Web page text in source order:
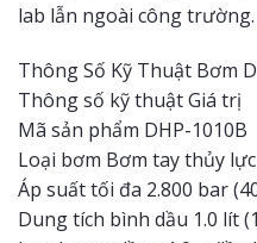
lab lẫn ngoài công trường.
Thông Số Kỹ Thuật Bơm
Thông số kỹ thuật Giá trị
Mã sản phẩm DHP-1010B
Loại bơm Bơm tay thủy
Áp suất tối đa 2.800 bar
Dung tích bình dầu 1.0 lít